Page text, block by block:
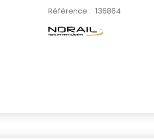
Référence : 136864